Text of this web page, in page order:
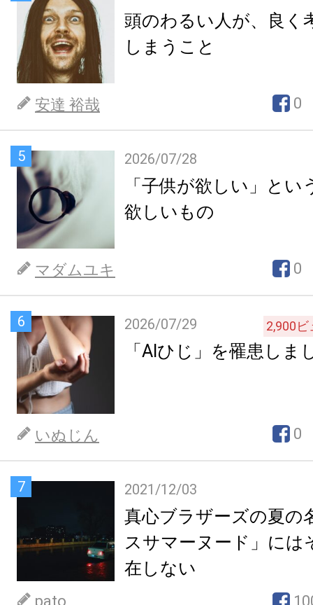
頭のわるい人が、良く
しまうこと
安達 裕哉 0
5 2026/07/28
「子供が欲しい」とい
欲しいもの
マダムユキ 0
6 2026/07/29 2,900ビ
「AIひじ」を罹患しま
いぬじん 0
7 2021/12/03
真心ブラザーズの夏の
スサマーヌード」には
在しない
pato